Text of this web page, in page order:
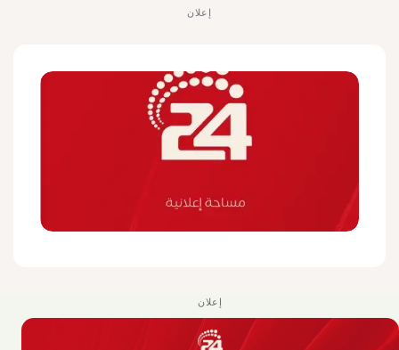
إعلان
إعلان